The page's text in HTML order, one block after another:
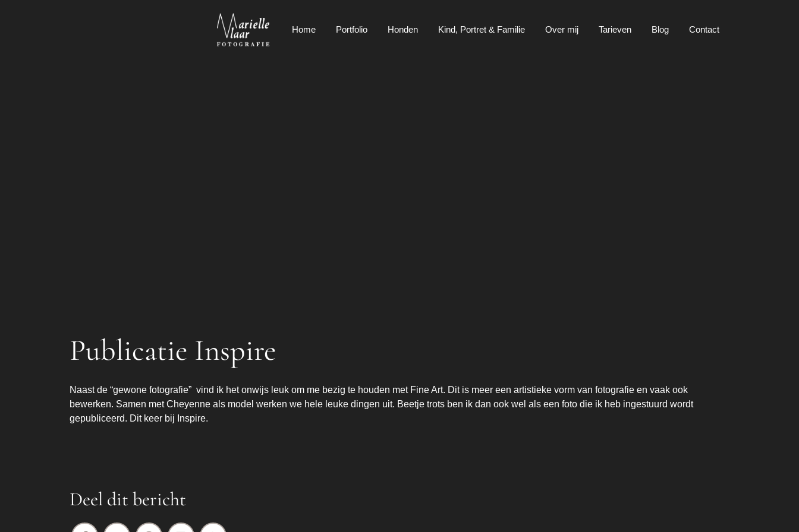
Home Portfolio Honden Kind, Portret & Familie Over mij Tarieven Blog Contact
Publicatie Inspire
Naast de “gewone fotografie” vind ik het onwijs leuk om me bezig te houden met Fine Art. Dit is meer een artistieke vorm van fotografie en vaak ook
bewerken. Samen met Cheyenne als model werken we hele leuke dingen uit. Beetje trots ben ik dan ook wel als een foto die ik heb ingestuurd wordt
gepubliceerd. Dit keer bij Inspire.
Deel dit bericht